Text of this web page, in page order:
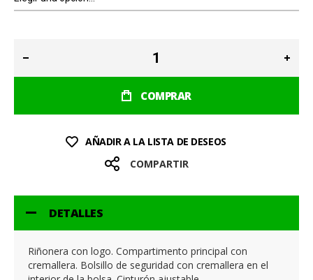
COMPRAR
AÑADIR A LA LISTA DE DESEOS
COMPARTIR
DETALLES
Riñonera con logo. Compartimento principal con
cremallera. Bolsillo de seguridad con cremallera en el